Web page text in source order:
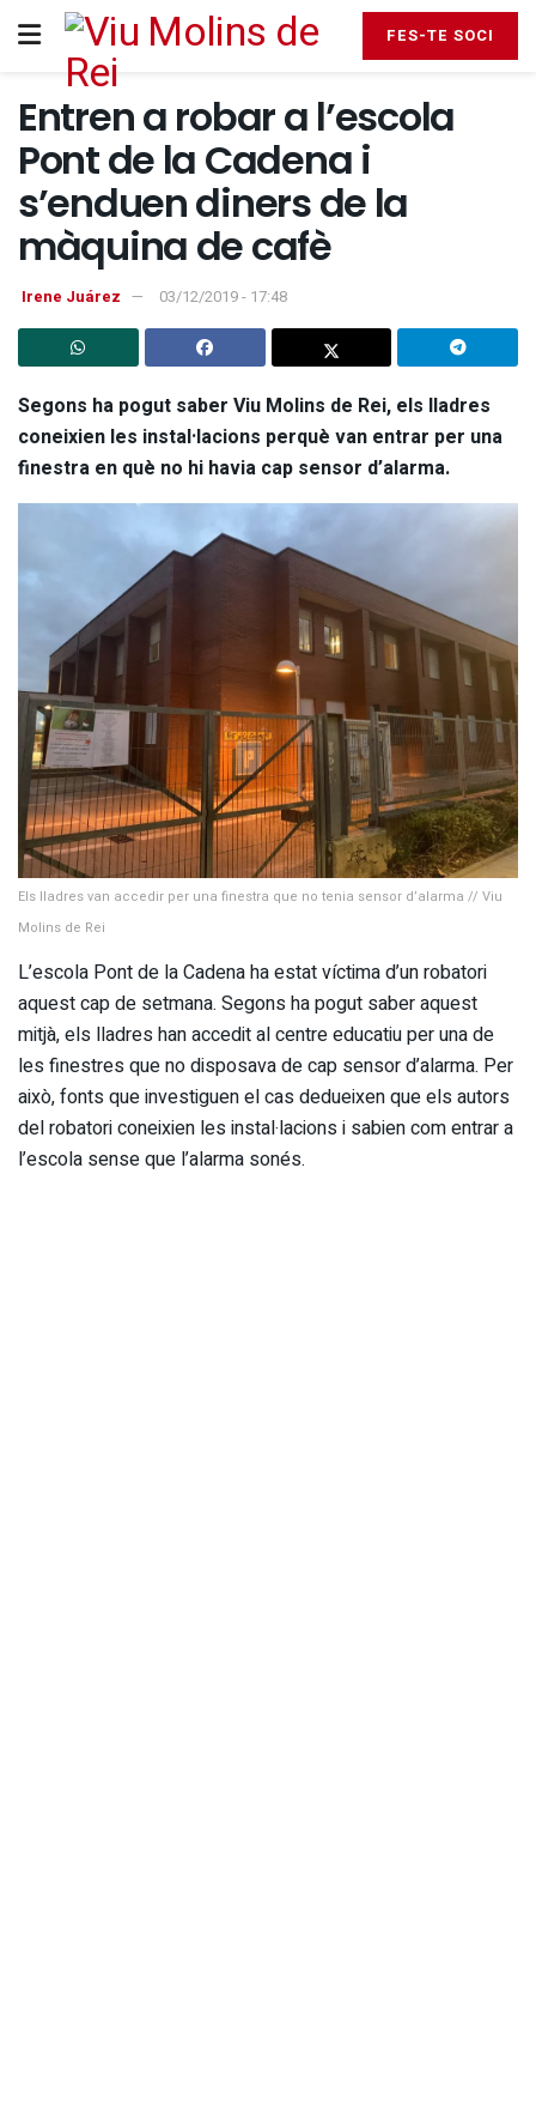
FES-TE SOCI
Entren a robar a l’escola
Pont de la Cadena i
s’enduen diners de la
màquina de cafè
Irene Juárez 03/12/2019 - 17:48
Segons ha pogut saber Viu Molins de Rei, els lladres
coneixien les instal·lacions perquè van entrar per una
finestra en què no hi havia cap sensor d’alarma.
Els lladres van accedir per una finestra que no tenia sensor d’alarma // Viu
Molins de Rei
L’escola Pont de la Cadena ha estat víctima d’un robatori
aquest cap de setmana. Segons ha pogut saber aquest
mitjà, els lladres han accedit al centre educatiu per una de
les finestres que no disposava de cap sensor d’alarma. Per
això, fonts que investiguen el cas dedueixen que els autors
del robatori coneixien les instal·lacions i sabien com entrar a
l’escola sense que l’alarma sonés.